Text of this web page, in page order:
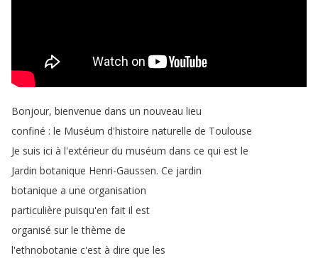
Bonjour, bienvenue dans un nouveau lieu
confiné : le Muséum d'histoire naturelle de Toulouse
Je suis ici à l'extérieur du muséum dans ce qui est le
Jardin botanique Henri-Gaussen. Ce jardin
botanique a une organisation
particulière puisqu'en fait il est
organisé sur le thème de
l'ethnobotanie c'est à dire que les